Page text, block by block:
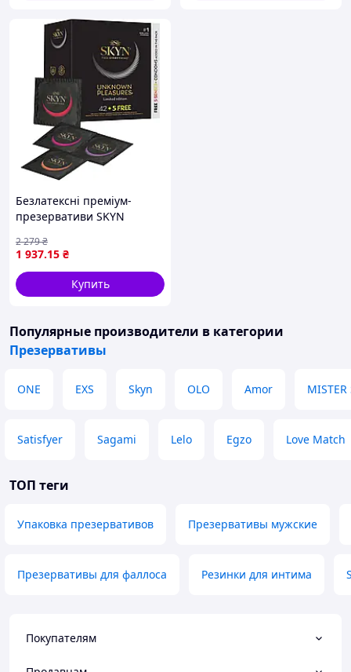
Безлатексні преміум-
презервативи SKYN
шт FREE (пошкоджене
паковання!!!)
1 937.15 ₴
2 279₴
Купить
Популярные производители в категории
Презервативы
ONE EXS Skyn OLO Amor MISTER
Satisfyer Sagami Lelo Egzo Love Match
ТОП теги
Упаковка презервативов Презервативы мужские
Презервативы для фаллоса Резинки для интима
Покупателям